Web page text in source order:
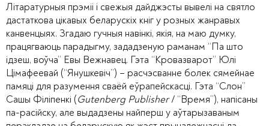
Літаратурныя прэміі і свежыя дайджэсты вывелі на святло
дастаткова цікавых беларускіх кніг у розных жанравых
канвенцыях. Згадаю гучныя навінкі, якія, на маю думку,
працягваюць парадыгму, зададзеную раманам “Па што
ідзеш, воўча” Евы Вежнавец. Гэта “Кровазварот” Юлі
Цімафеевай (“Янушкевіч”) – расчэсванне болек сямейнае
памяці для разумення сваёй еўрапейскасці. Гэта “Слон”
Сашы Філіпенкі (Gutenberg Publisher/ “Время”), напісаны
па-расійску, але выдадзены найперш у аўтарызаваным